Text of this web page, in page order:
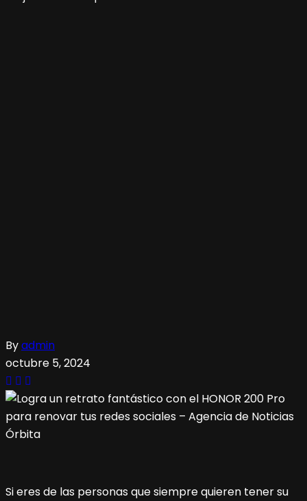
Byadmin
octubre 5, 2024
Si eres de las personas que siempre quieren tener su